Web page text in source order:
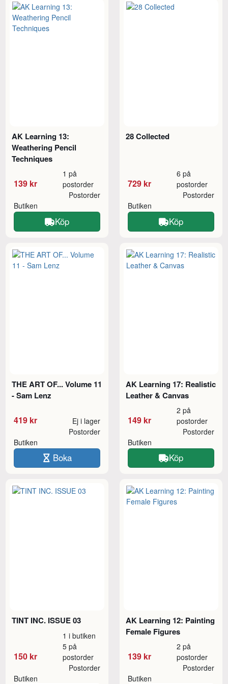
AK Learning 13:
Weathering Pencil
Techniques
139 kr
1 på
postorder
Butiken
Postorder
Köp
28 Collected
729 kr
6 på
postorder
Butiken
Postorder
Köp
THE ART OF... Volume 11
- Sam Lenz
419 kr Ej i lager
Butiken
Postorder
Boka
AK Learning 17: Realistic
Leather & Canvas
149 kr
2 på
postorder
Butiken
Postorder
Köp
TINT INC. ISSUE 03
150 kr
1 i butiken
5 på
postorder
Butiken
Postorder
AK Learning 12: Painting
Female Figures
139 kr
2 på
postorder
Butiken
Postorder